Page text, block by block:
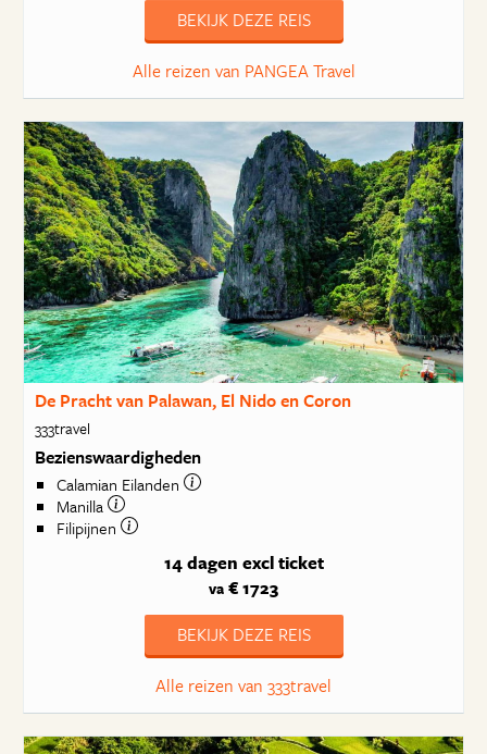
BEKIJK DEZE REIS
Alle reizen van PANGEA Travel
De Pracht van Palawan, El Nido en Coron
333travel
Bezienswaardigheden
Calamian Eilanden
Manilla
Filipijnen
14 dagen excl ticket
va € 1723
BEKIJK DEZE REIS
Alle reizen van 333travel